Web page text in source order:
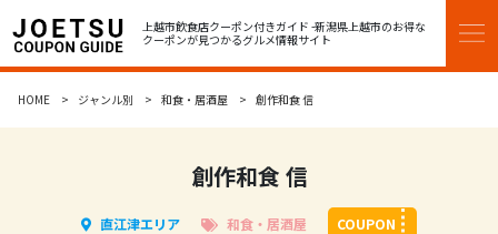
HOME
高田エリア
上越市飲食店クーポン付きガイド -新潟県上越市のお得な
クーポンが見つかるグルメ情報サイト
HOME ジャンル別 和食・居酒屋 創作和食 信
創作和食 信
直江津エリア 和食・居酒屋 COUPON